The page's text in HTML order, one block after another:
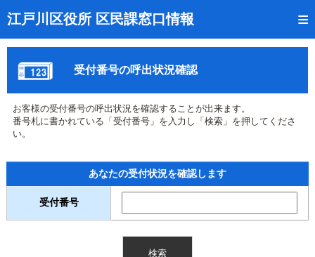
江戸川区役所 区民課窓口情報
トップページ
受付番号の呼出状況確認
証明書の交付状況確認
来庁日時の事前予約
事前予約の確認・取消
混雑予想カレンダー
受付番号の呼出状況確認
お客様の受付番号の呼出状況を確認することが出来ます。
番号札に書かれている「受付番号」を入力し「検索」を押してくださ
い。
あなたの受付状況を確認します
受付番号